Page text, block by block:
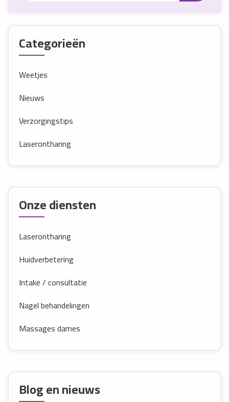
Categorieën
Weetjes
Nieuws
Verzorgingstips
Laserontharing
Onze diensten
Laserontharing
Huidverbetering
Intake / consultatie
Nagel behandelingen
Massages dames
Blog en nieuws